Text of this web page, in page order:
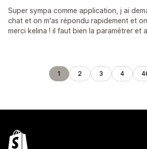
Super sympa comme application, j ai
chat et on m'as répondu rapidement et
merci kelina ! il faut bien la paramétrer et
1 2 3 4